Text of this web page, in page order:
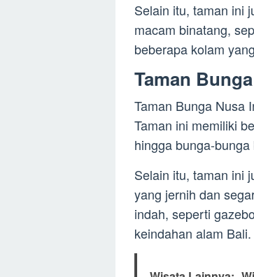
Selain itu, taman ini
macam binatang,
beberapa kolam
Taman
Taman Bunga Nusa
Taman ini memiliki
hingga bunga-
Selain itu, taman ini
yang jernih dan
indah, seperti
keindahan alam Bali.